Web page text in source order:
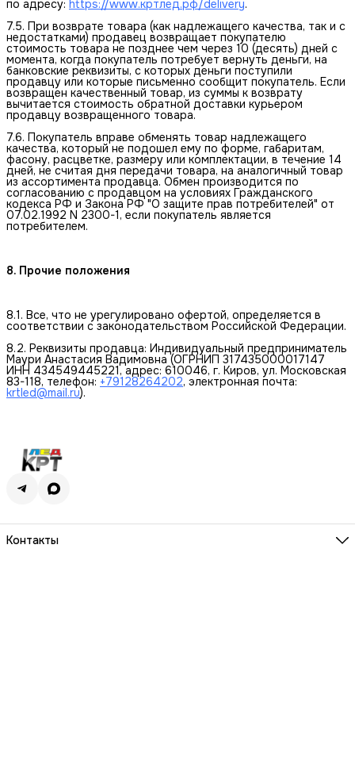
по адресу:https://www.кртлед.рф/delivery.
7.5. При возврате товара (как надлежащего качества, так и с
недостатками) продавец возвращает покупателю
стоимость товара не позднее чем через 10 (десять) дней с
момента, когда покупатель потребует вернуть деньги, на
банковские реквизиты, с которых деньги поступили
продавцу или которые письменно сообщит покупатель. Если
возвращен качественный товар, из суммы к возврату
вычитается стоимость обратной доставки курьером
продавцу возвращенного товара.
7.6. Покупатель вправе обменять товар надлежащего
качества, который не подошел ему по форме, габаритам,
фасону, расцветке, размеру или комплектации, в течение 14
дней, не считая дня передачи товара, на аналогичный товар
из ассортимента продавца. Обмен производится по
согласованию с продавцом на условиях Гражданского
кодекса РФ и Закона РФ "О защите прав потребителей" от
07.02.1992 N 2300-1, если покупатель является
потребителем.
8. Прочие положения
8.1. Все, что не урегулировано офертой, определяется в
соответствии с законодательством Российской Федерации.
8.2. Реквизиты продавца: Индивидуальный предприниматель
Маури Анастасия Вадимовна (ОГРНИП 317435000017147
ИНН 434549445221, адрес: 610046, г. Киров, ул. Московская
83-118, телефон: +79128264202, электронная почта:
krtled@mail.ru).
Контакты